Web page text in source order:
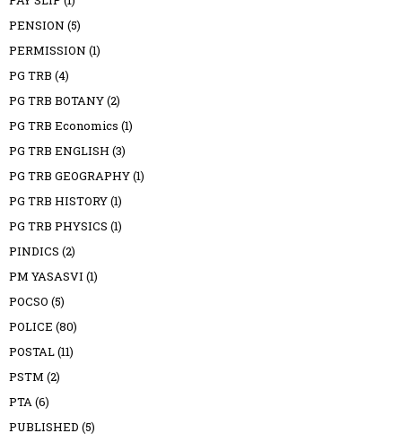
PENSION (5)
PERMISSION (1)
PG TRB (4)
PG TRB BOTANY(2)
PG TRB Economics (1)
PG TRB ENGLISH (3)
PG TRB GEOGRAPHY(1)
PG TRB HISTORY(1)
PG TRB PHYSICS (1)
PINDICS (2)
PM YASASVI (1)
POCSO (5)
POLICE (80)
POSTAL(11)
PSTM (2)
PTA(6)
PUBLISHED (5)